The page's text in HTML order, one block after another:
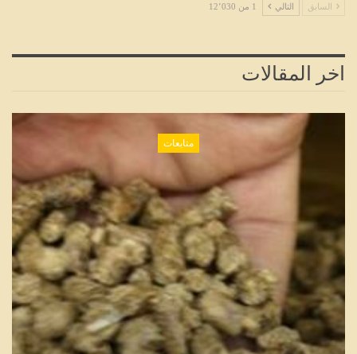
السابق التالي 1 من 12٬030
اخر المقالات
متابعات